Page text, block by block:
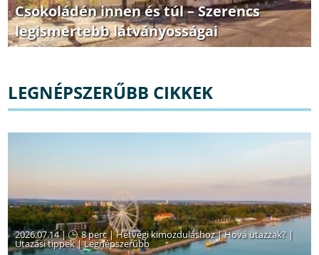
Csokoládén innen és túl – Szerencs
legismertebb látványosságai
LEGNÉPSZERŰBB CIKKEK
2026.07.14 | 8 perc|Hétvégi kimozduláshoz|Hová utazzak? |
Utazási tippek|Legnépszerűbb